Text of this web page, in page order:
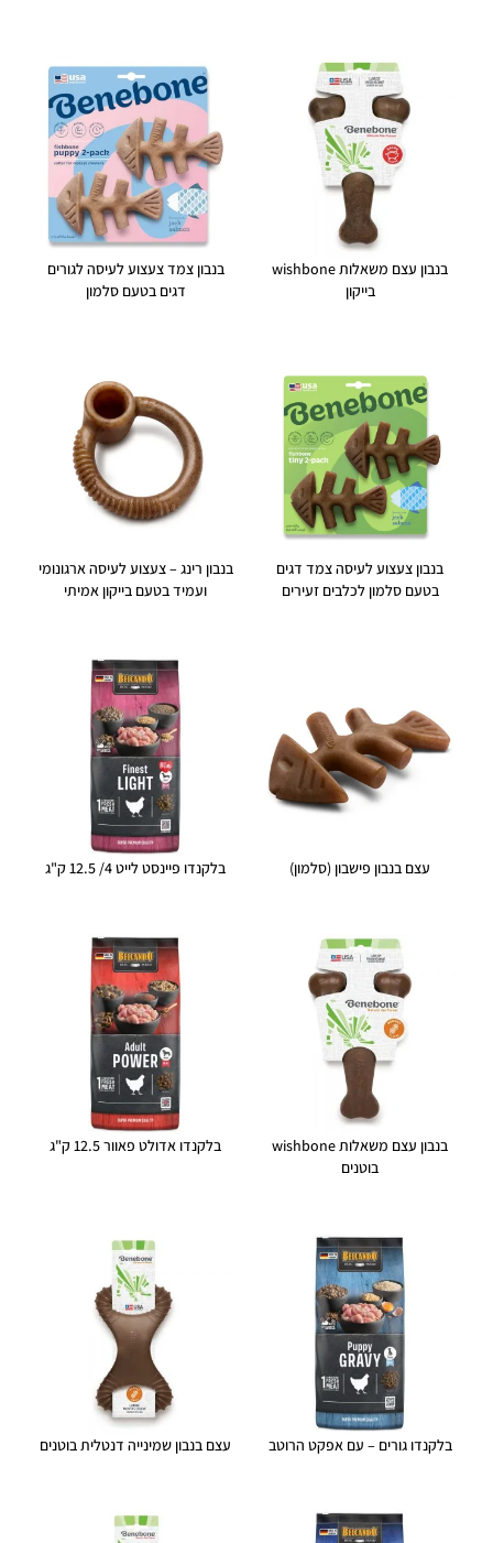
בנבון עצם משאלות wishbone
בייקון
בנבון צמד צעצוע לעיסה לגורים
דגים בטעם סלמון
בנבון צעצוע לעיסה צמד דגים
בטעם סלמון לכלבים זעירים
בנבון רינג – צעצוע לעיסה ארגונומי
ועמיד בטעם בייקון אמיתי
עצם בנבון פישבון (סלמון) בלקנדו פיינסט לייט 4/ 12.5 ק"ג
בנבון עצם משאלות wishbone
בוטנים
בלקנדו אדולט פאוור 12.5 ק"ג
בלקנדו גורים – עם אפקט הרוטב עצם בנבון שמינייה דנטלית בוטנים